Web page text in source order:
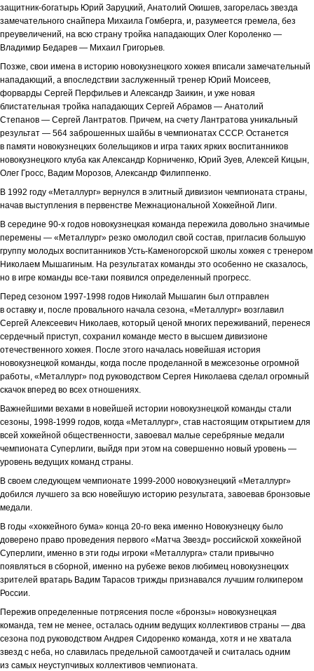
защитник-богатырь Юрий Заруцкий, Анатолий Окишев, загорелась звезда
замечательного снайпера Михаила Гомберга, и, разумеется гремела, без
преувеличений, на всю страну тройка нападающих Олег Короленко —
Владимир Бедарев — Михаил Григорьев.
Позже, свои имена в историю новокузнецкого хоккея вписали замечательный
нападающий, а впоследствии заслуженный тренер Юрий Моисеев,
форварды Сергей Перфильев и Александр Заикин, и уже новая
блистательная тройка нападающих Сергей Абрамов — Анатолий
Степанов — Сергей Лантратов. Причем, на счету Лантратова уникальный
результат — 564 заброшенных шайбы в чемпионатах СССР. Останется
в памяти новокузнецких болельщиков и игра таких ярких воспитанников
новокузнецкого клуба как Александр Корниченко, Юрий Зуев, Алексей Кицын,
Олег Гросс, Вадим Морозов, Александр Филиппенко.
В 1992 году «Металлург» вернулся в элитный дивизион чемпионата страны,
начав выступления в первенстве Межнациональной Хоккейной Лиги.
В середине 90-х годов новокузнецкая команда пережила довольно значимые
перемены — «Металлург» резко омолодил свой состав, пригласив большую
группу молодых воспитанников Усть-Каменогорской школы хоккея с тренером
Николаем Мышагиным. На результатах команды это особенно не сказалось,
но в игре команды все-таки появился определенный прогресс.
Перед сезоном 1997-1998 годов Николай Мышагин был отправлен
в оставку и, после провального начала сезона, «Металлург» возглавил
Сергей Алексеевич Николаев, который ценой многих переживаний, перенеся
сердечный приступ, сохранил команде место в высшем дивизионе
отечественного хоккея. После этого началась новейшая история
новокузнецкой команды, когда после проделанной в межсезонье огромной
работы, «Металлург» под руководством Сергея Николаева сделал огромный
скачок вперед во всех отношениях.
Важнейшими вехами в новейшей истории новокузнецкой команды стали
сезоны, 1998-1999 годов, когда «Металлург», став настоящим открытием для
всей хоккейной общественности, завоевал малые серебряные медали
чемпионата Суперлиги, выйдя при этом на совершенно новый уровень —
уровень ведущих команд страны.
В своем следующем чемпионате 1999-2000 новокузнецкий «Металлург»
добился лучшего за всю новейшую историю результата, завоевав бронзовые
медали.
В годы «хоккейного бума» конца 20-го века именно Новокузнецку было
доверено право проведения первого «Матча Звезд» российской хоккейной
Суперлиги, именно в эти годы игроки «Металлурга» стали привычно
появляться в сборной, именно на рубеже веков любимец новокузнецких
зрителей вратарь Вадим Тарасов трижды признавался лучшим голкипером
России.
Пережив определенные потрясения после «бронзы» новокузнецкая
команда, тем не менее, осталась одним ведущих коллективов страны — два
сезона под руководством Андрея Сидоренко команда, хотя и не хватала
звезд с неба, но славилась предельной самоотдачей и считалась одним
из самых неуступчивых коллективов чемпионата.